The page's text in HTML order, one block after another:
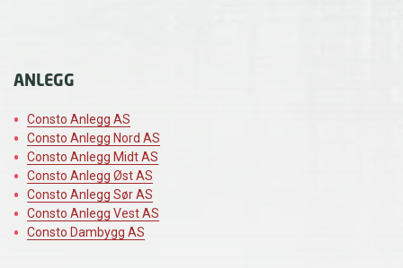
ANLEGG
Consto Anlegg AS
Consto Anlegg Nord AS
Consto Anlegg Midt AS
Consto Anlegg Øst AS
Consto Anlegg Sør AS
Consto Anlegg Vest AS
Consto Dambygg AS